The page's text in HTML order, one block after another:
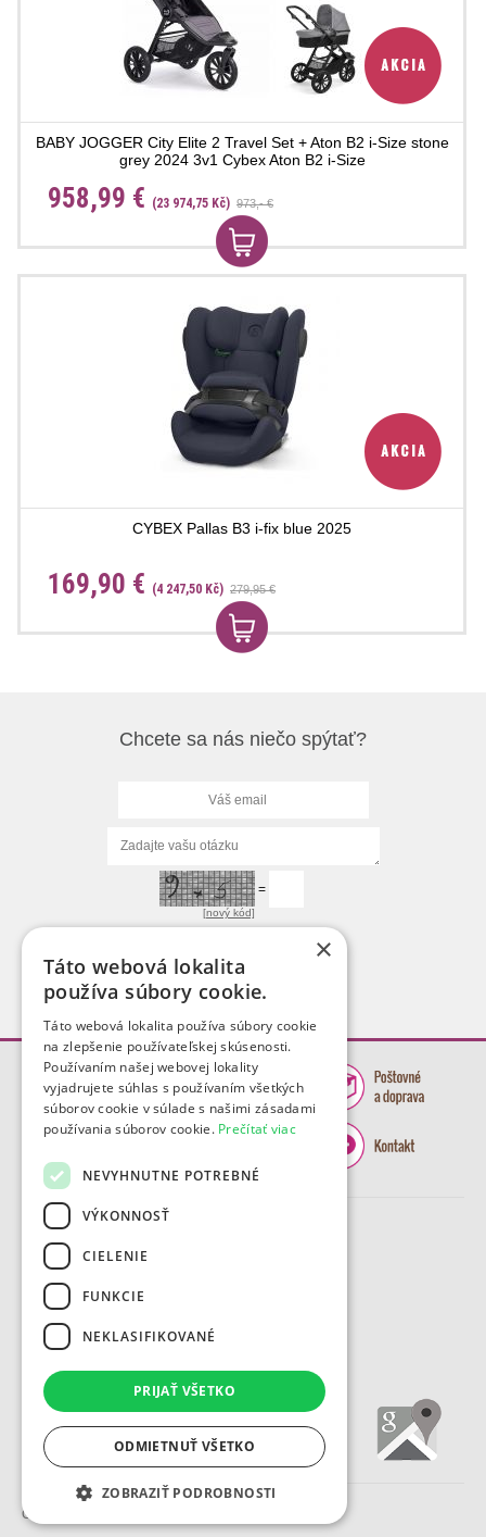
BABY JOGGER City Elite 2 Travel Set + Aton B2 i-Size stone
grey 2024 3v1 Cybex Aton B2 i-Size
958,99 € (23 974,75 Kč) 973,- €
CYBEX Pallas B3 i-fix blue 2025
169,90 € (4 247,50 Kč) 279,95 €
Chcete sa nás niečo spýtať?
[nový kód]
=
Copyright 2012 - 2026 © Mravček.eu
×
Táto webová lokalita
používa súbory cookie.
Táto webová lokalita používa súbory cookie
na zlepšenie používateľskej skúsenosti.
Používaním našej webovej lokality
vyjadrujete súhlas s používaním všetkých
súborov cookie v súlade s našimi zásadami
používania súborov cookie. Prečítať viac
NEVYHNUTNE POTREBNÉ
VÝKONNOSŤ
CIELENIE
FUNKCIE
NEKLASIFIKOVANÉ
PRIJAŤ VŠETKO
ODMIETNUŤ VŠETKO
ZOBRAZIŤ PODROBNOSTI